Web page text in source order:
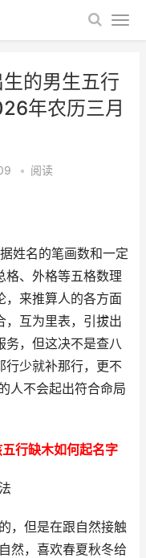
的男生五行
年农历三月
• 阅读
姓名的笔画数和一定
格、外格等五格数理
，来推算人的各方面
，互为里表，引拔出
务，但这决不是查八
行少就补那行，更不
人不会起出符合命局
行缺木如何起名字
，但是在跟自然接触
然，喜欢春夏秋冬给